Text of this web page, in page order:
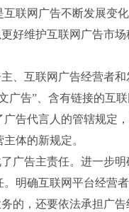
联网广告不断发展
好维护互联网广告市场
互联网广告经营者和
广告”、含有链接的
告代言人的管辖规定
体的新规定。
告主责任。进一步
明确互联网平台经营
的，还要依法承担广告